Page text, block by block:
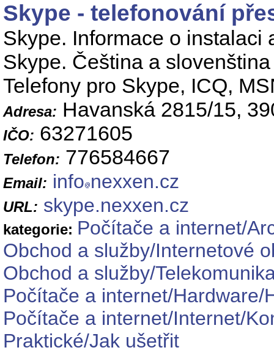
Skype - telefonování
Skype. Informace o
Skype. Čeština a
Telefony pro Skype, ICQ,
Adresa: Havanská 2815/15,
IČO: 63271605
Telefon: 776584667
Email: info nexxen.cz
URL: skype.nexxen.cz
kategorie: Počítače a internet/
Obchod a služby/Internetové
Obchod a služby/
Počítače a internet/Hardware/
Počítače a internet/Internet/
Praktické/Jak ušetřit